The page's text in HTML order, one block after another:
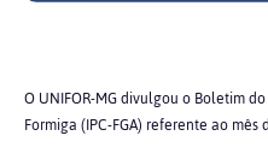
O UNIFOR-MG divulgou o Boletim
Formiga (IPC-FGA) referente ao